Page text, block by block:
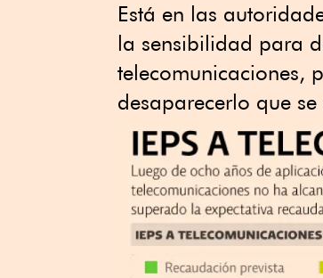
Está en las
la sensibilidad para
telecomunicaciones,
desaparecerlo que